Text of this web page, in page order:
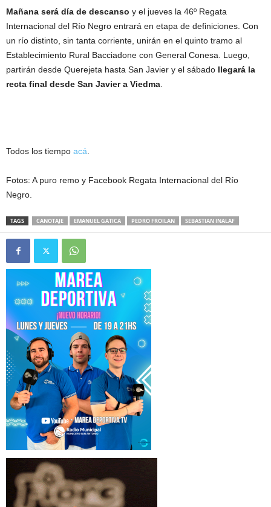
Mañana será día de descanso y el jueves la 46º Regata
Internacional del Río Negro entrará en etapa de definiciones. Con
un río distinto, sin tanta corriente, unirán en el quinto tramo al
Establecimiento Rural Bacciadone con General Conesa. Luego,
partirán desde Querejeta hasta San Javier y el sábado llegará la
recta final desde San Javier a Viedma
Todos los tiempo acá
Fotos: A puro remo y Facebook Regata Internacional del Río
Negro.
TAGS CANOTAJE EMANUEL GATICA PEDRO FROILAN SEBASTIAN INALAF